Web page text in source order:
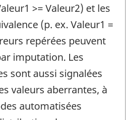
>= Valeur2) et les
(p. ex. Valeur1 =
repérées peuvent
imputation. Les
sont aussi signalées
valeurs aberrantes, à
automatisées